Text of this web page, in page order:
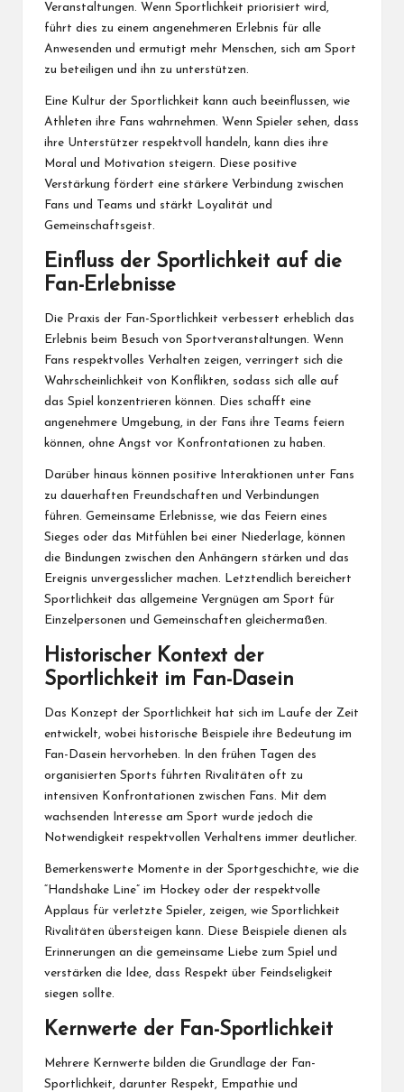
Veranstaltungen. Wenn Sportlichkeit priorisiert wird,
führt dies zu einem angenehmeren Erlebnis für alle
Anwesenden und ermutigt mehr Menschen, sich am Sport
zu beteiligen und ihn zu unterstützen.
Eine Kultur der Sportlichkeit kann auch beeinflussen, wie
Athleten ihre Fans wahrnehmen. Wenn Spieler sehen, dass
ihre Unterstützer respektvoll handeln, kann dies ihre
Moral und Motivation steigern. Diese positive
Verstärkung fördert eine stärkere Verbindung zwischen
Fans und Teams und stärkt Loyalität und
Gemeinschaftsgeist.
Einfluss der Sportlichkeit auf die
Fan-Erlebnisse
Die Praxis der Fan-Sportlichkeit verbessert erheblich das
Erlebnis beim Besuch von Sportveranstaltungen. Wenn
Fans respektvolles Verhalten zeigen, verringert sich die
Wahrscheinlichkeit von Konflikten, sodass sich alle auf
das Spiel konzentrieren können. Dies schafft eine
angenehmere Umgebung, in der Fans ihre Teams feiern
können, ohne Angst vor Konfrontationen zu haben.
Darüber hinaus können positive Interaktionen unter Fans
zu dauerhaften Freundschaften und Verbindungen
führen. Gemeinsame Erlebnisse, wie das Feiern eines
Sieges oder das Mitfühlen bei einer Niederlage, können
die Bindungen zwischen den Anhängern stärken und das
Ereignis unvergesslicher machen. Letztendlich bereichert
Sportlichkeit das allgemeine Vergnügen am Sport für
Einzelpersonen und Gemeinschaften gleichermaßen.
Historischer Kontext der
Sportlichkeit im Fan-Dasein
Das Konzept der Sportlichkeit hat sich im Laufe der Zeit
entwickelt, wobei historische Beispiele ihre Bedeutung im
Fan-Dasein hervorheben. In den frühen Tagen des
organisierten Sports führten Rivalitäten oft zu
intensiven Konfrontationen zwischen Fans. Mit dem
wachsenden Interesse am Sport wurde jedoch die
Notwendigkeit respektvollen Verhaltens immer deutlicher.
Bemerkenswerte Momente in der Sportgeschichte, wie die
“Handshake Line” im Hockey oder der respektvolle
Applaus für verletzte Spieler, zeigen, wie Sportlichkeit
Rivalitäten übersteigen kann. Diese Beispiele dienen als
Erinnerungen an die gemeinsame Liebe zum Spiel und
verstärken die Idee, dass Respekt über Feindseligkeit
siegen sollte.
Kernwerte der Fan-Sportlichkeit
Mehrere Kernwerte bilden die Grundlage der Fan-
Sportlichkeit, darunter Respekt, Empathie und